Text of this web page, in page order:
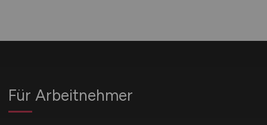
Für Arbeitnehmer